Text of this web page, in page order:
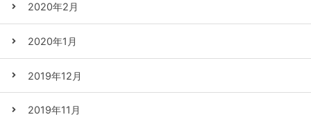
2020年2月
2020年1月
2019年12月
2019年11月